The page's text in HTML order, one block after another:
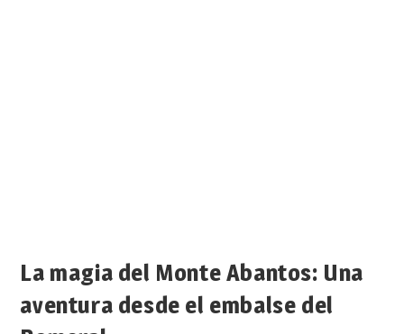
La magia del Monte Abantos: Una
aventura desde el embalse del